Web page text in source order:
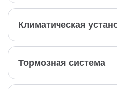
Климатическая
Тормозная система